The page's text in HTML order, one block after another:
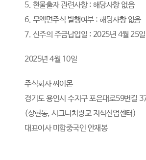
5. 현물출자 관련사항 : 해당사항 없음
6. 무액면주식 발행여부 : 해당사항 없음
7. 신주의 주금납입일 : 2025년 4월 25일
2025년 4월 10일
주식회사 싸이몬
경기도 용인시 수지구 포은대로59번길
(상현동, 시그니처광교 지식산업센터)
대표이사 미합중국인 안재봉